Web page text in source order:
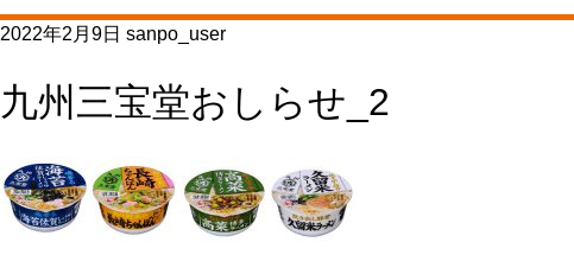
2022年2月9日 sanpo_user
九州三宝堂おしらせ_2